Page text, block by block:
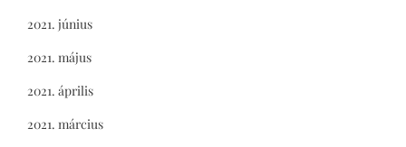
2021. június
2021. május
2021. április
2021. március